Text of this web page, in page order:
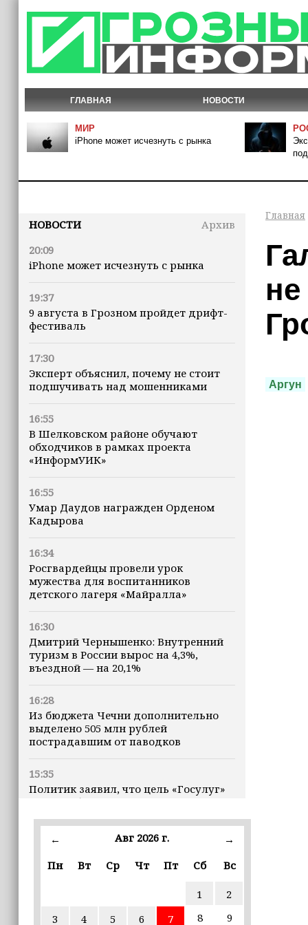
ГЛАВНАЯ НОВОСТИ
МИР
iPhone может исчезнуть с рынка
НОВОСТИ
Архив
20:09
iPhone может исчезнуть с рынка
19:37
9 августа в Грозном пройдет дрифт-
фестиваль
17:30
Эксперт объяснил, почему не стоит
подшучивать над мошенниками
16:55
В Шелковском районе обучают
обходчиков в рамках проекта
«ИнформУИК»
16:55
Умар Даудов награжден Орденом
Кадырова
16:34
Росгвардейцы провели урок
мужества для воспитанников
детского лагеря «Майралла»
16:30
Дмитрий Чернышенко: Внутренний
туризм в России вырос на 4,3%,
въездной — на 20,1%
16:28
Из бюджета Чечни дополнительно
выделено 505 млн рублей
пострадавшим от паводков
15:35
Политик заявил, что цель «Госулуг»
— стать большой
Избирательные участки Шатоя
готовы к приёму голосов
15:02
← Авг 2026 г.
→
Пн
Вт Ср Чт Пт Сб Вс
1
2
3
4 5 6 7 8
9
Главная
Аргун